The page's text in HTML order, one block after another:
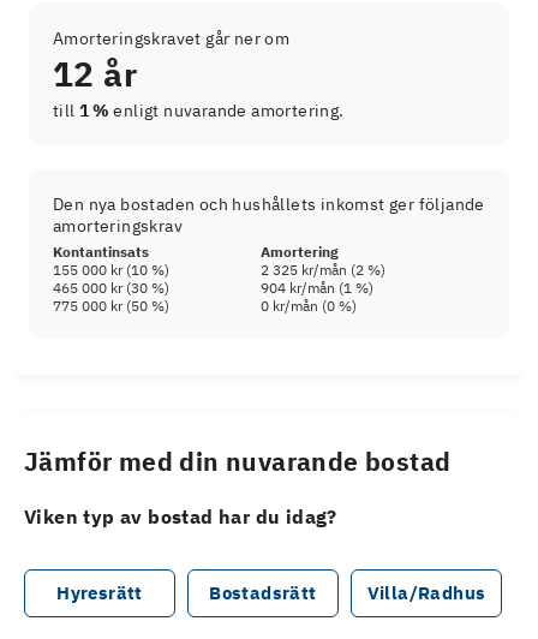
Amorteringskravet går ner om
12 år
till 1 % enligt nuvarande amortering.
Den nya bostaden och hushållets inkomst ger följande
amorteringskrav
Kontantinsats
Amortering
155 000 kr(10 %) 2 325 kr/mån (2 %)
465 000 kr(30 %) 904 kr/mån (1 %)
775 000 kr(50 %) 0 kr/mån (0 %)
Jämför med din nuvarande bostad
Viken typ av bostad har du idag?
Hyresrätt Bostadsrätt Villa/Radhus